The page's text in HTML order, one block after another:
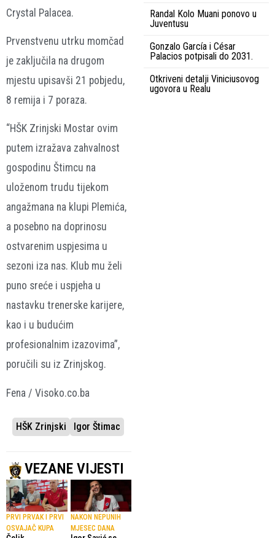
Crystal Palacea.
Prvenstvenu utrku momčad
je zaključila na drugom
mjestu upisavši 21 pobjedu,
8 remija i 7 poraza.
“HŠK Zrinjski Mostar ovim
putem izražava zahvalnost
gospodinu Štimcu na
uloženom trudu tijekom
angažmana na klupi Plemića,
a posebno na doprinosu
ostvarenim uspjesima u
sezoni iza nas. Klub mu želi
puno sreće i uspjeha u
nastavku trenerske karijere,
kao i u budućim
profesionalnim izazovima”,
poručili su iz Zrinjskog.
Fena / Visoko.co.ba
HŠK Zrinjski Igor Štimac
VEZANE VIJESTI
PRVI PRVAK I PRVI
OSVAJAČ KUPA
NAKON NEPUNIH
MJESEC DANA
Randal Kolo Muani ponovo u
Juventusu
Gonzalo García i César
Palacios potpisali do 2031.
Otkriveni detalji Viniciusovog
ugovora u Realu